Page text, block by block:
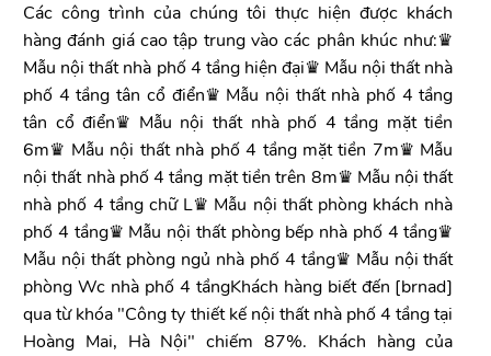
Các công trình của chúng tôi thực hiện được khách
hàng đánh giá cao tập trung vào các phân khúc như:♛
Mẫu nội thất nhà phố 4 tầng hiện đại♛ Mẫu nội thất nhà
phố 4 tầng tân cổ điển♛ Mẫu nội thất nhà phố 4 tầng
tân cổ điển♛ Mẫu nội thất nhà phố 4 tầng mặt tiền
6m♛ Mẫu nội thất nhà phố 4 tầng mặt tiền 7m♛ Mẫu
nội thất nhà phố 4 tầng mặt tiền trên 8m♛ Mẫu nội thất
nhà phố 4 tầng chữ L♛ Mẫu nội thất phòng khách nhà
phố 4 tầng♛ Mẫu nội thất phòng bếp nhà phố 4 tầng♛
Mẫu nội thất phòng ngủ nhà phố 4 tầng♛ Mẫu nội thất
phòng Wc nhà phố 4 tầngKhách hàng biết đến [brnad]
qua từ khóa "Công ty thiết kế nội thất nhà phố 4 tầng tại
Hoàng Mai, Hà Nội" chiếm 87%. Khách hàng của